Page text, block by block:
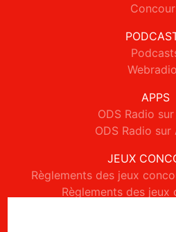
APPS
ODS Radio
ODS Radio sur
JEUX
Règlements des jeux
Règlements des jeux